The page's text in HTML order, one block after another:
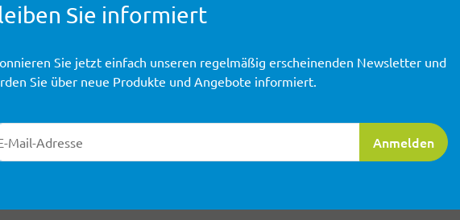
Sie informiert
Registrierung
Anmelden
Sie jetzt einfach unseren regelmäßig erscheinenden Newsletter und
Sie über neue Produkte und Angebote informiert.